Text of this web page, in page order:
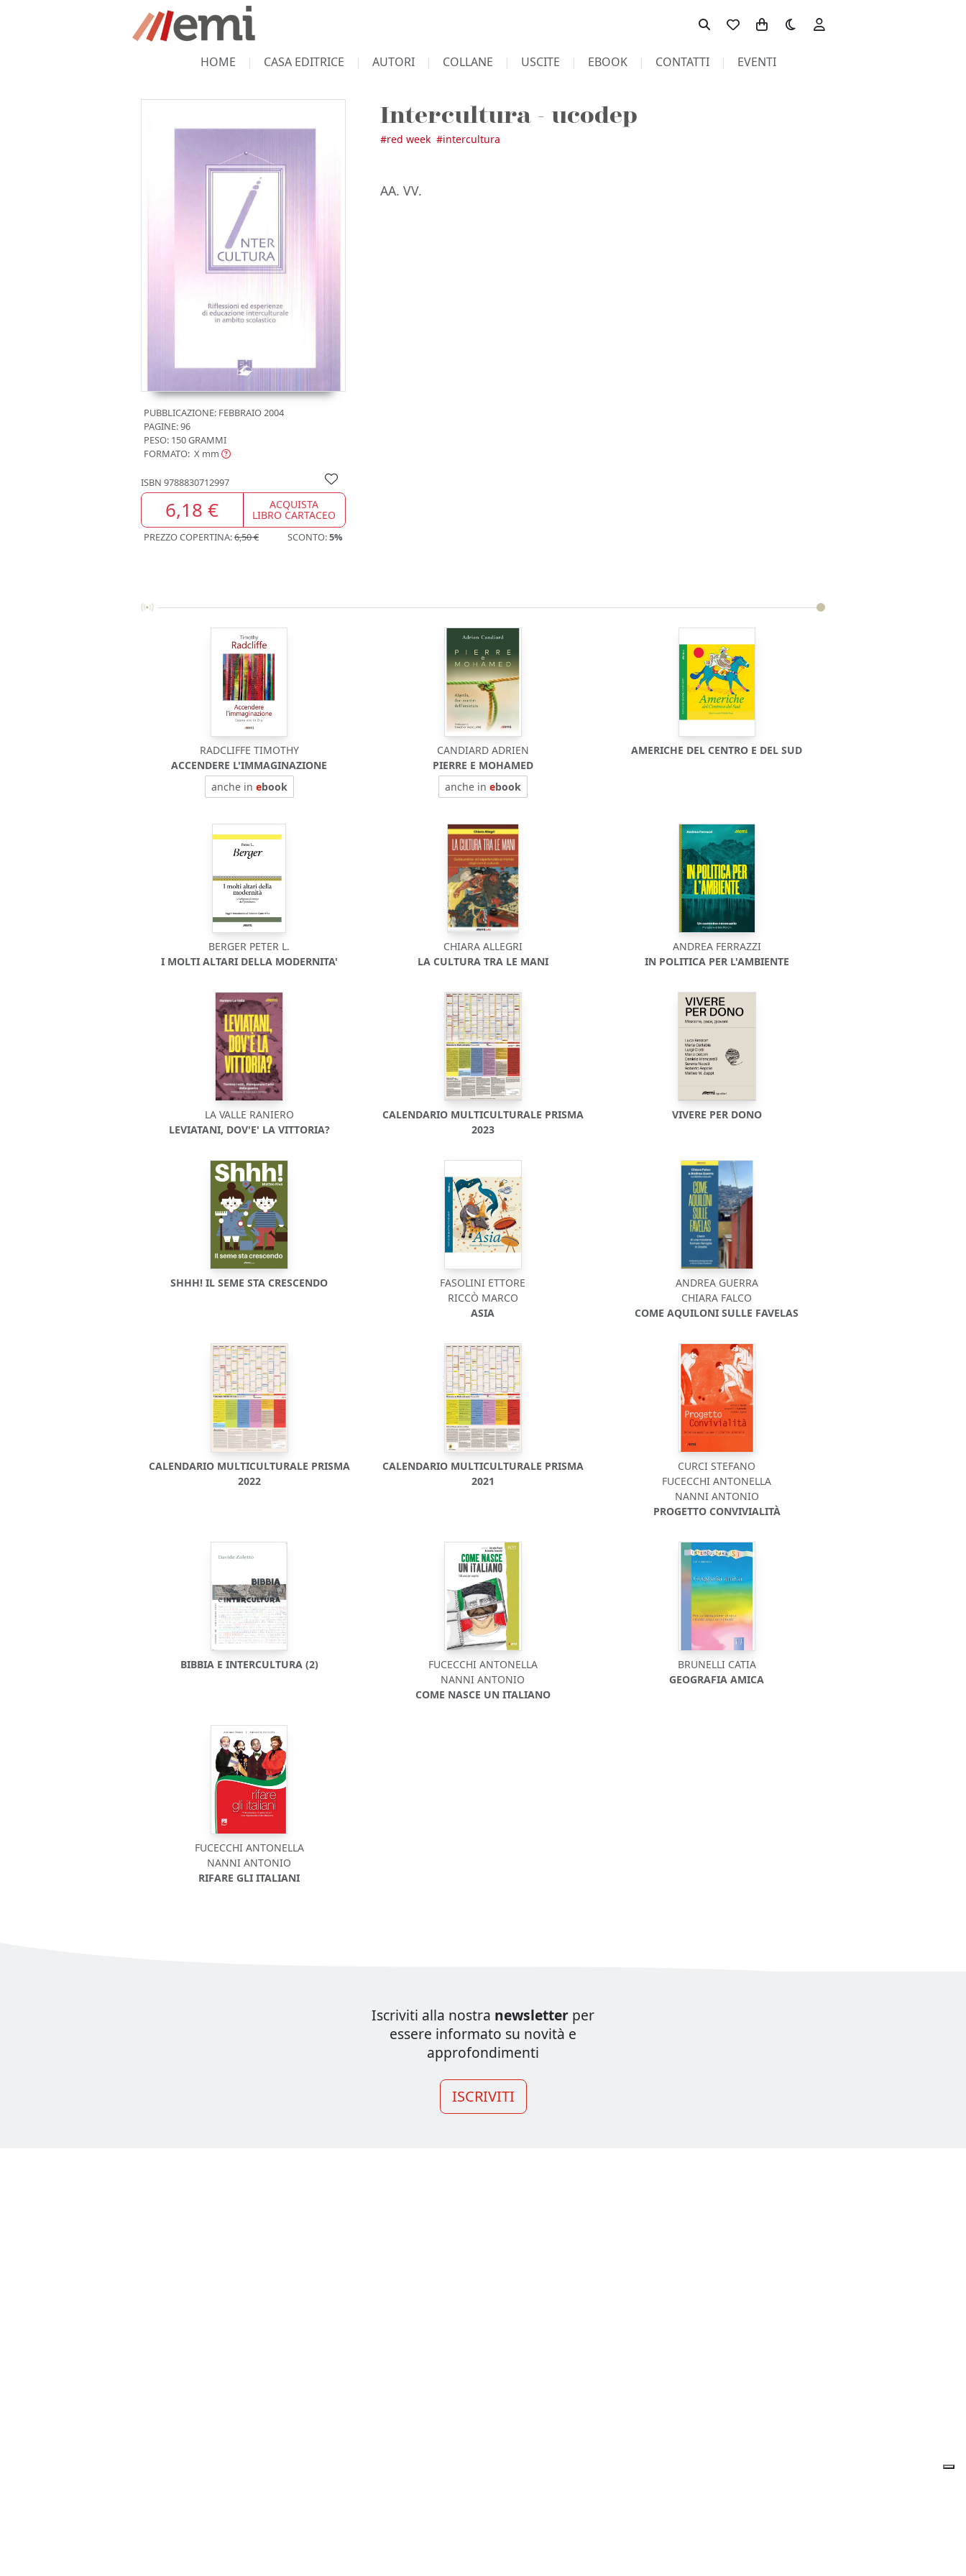
Toggle theme
HOME CASA EDITRICE AUTORI COLLANE USCITE EBOOK CONTATTI EVENTI
PUBBLICAZIONE: FEBBRAIO 2004
PAGINE: 96
PESO: 150 GRAMMI
FORMATO: X mm
ISBN 9788830712997
6,18 € ACQUISTA
LIBRO CARTACEO
PREZZO COPERTINA:6,50 € SCONTO:5%
Intercultura - ucodep
#red week #intercultura
AA. VV.
RADCLIFFE TIMOTHY
ACCENDERE L'IMMAGINAZIONE
anche in ebook
CANDIARD ADRIEN
PIERRE E MOHAMED
anche in ebook
AMERICHE DEL CENTRO E DEL SUD
BERGER PETER L.
I MOLTI ALTARI DELLA MODERNITA'
CHIARA ALLEGRI
LA CULTURA TRA LE MANI
ANDREA FERRAZZI
IN POLITICA PER L'AMBIENTE
LA VALLE RANIERO
LEVIATANI, DOV'E' LA VITTORIA?
CALENDARIO MULTICULTURALE PRISMA
2023
VIVERE PER DONO
SHHH! IL SEME STA CRESCENDO
FASOLINI ETTORE
RICCÒ MARCO
ASIA
ANDREA GUERRA
CHIARA FALCO
COME AQUILONI SULLE FAVELAS
CALENDARIO MULTICULTURALE PRISMA
2022
CALENDARIO MULTICULTURALE PRISMA
2021
CURCI STEFANO
FUCECCHI ANTONELLA
NANNI ANTONIO
PROGETTO CONVIVIALITÀ
BIBBIA E INTERCULTURA (2)
FUCECCHI ANTONELLA
NANNI ANTONIO
COME NASCE UN ITALIANO
BRUNELLI CATIA
GEOGRAFIA AMICA
FUCECCHI ANTONELLA
NANNI ANTONIO
RIFARE GLI ITALIANI
Iscriviti alla nostra newsletter per
essere informato su novità e
approfondimenti
ISCRIVITI